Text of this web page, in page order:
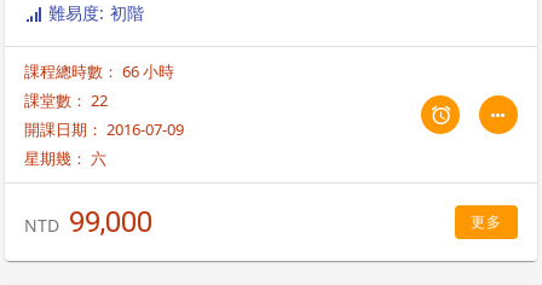
技巧。 最後以實際範例將所學的Java概念應用在重要的2大技術上： (A)
Java GUI程式設計（Java Swing技術的應用） (B) JDBC資料庫程式設計
（Java連結MySQL資料庫）
難易度: 初階
課程總時數： 66 小時
課堂數： 22
開課日期： 2016-07-09
星期幾： 六
NTD 99,000 更多